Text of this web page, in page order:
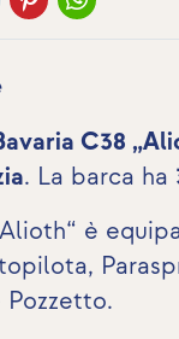
C38
. La barca ha
è
.